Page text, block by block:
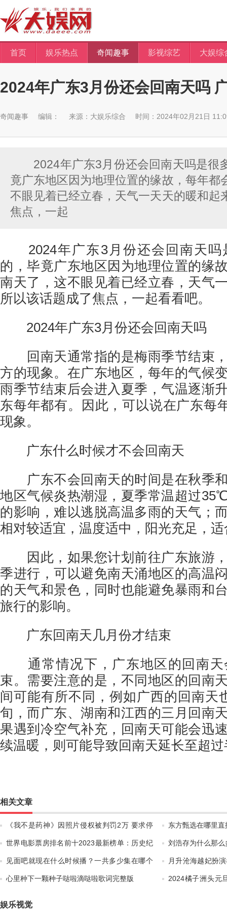
首页 娱乐热点 奇闻趣事 影视综艺 大娱综
2024年广东3月份还会回南天吗
奇闻趣事 编辑： 来源： 大娱乐综合 时间：2024年02月21日
2024年广东3月份还会回南天吗是很
竟广东地区因为地理位置的缘故，每年都
不眼见着已经立春，天气一天天的暖和起
焦点，一起
2024年广东3月份还会回南天吗
的，毕竟广东地区因为地理位置的缘
南天了，这不眼见着已经立春，天气
所以该话题成了焦点，一起看看吧。
2024年广东3月份还会回南天吗
回南天通常指的是梅雨季节结束，
方的现象。在广东地区，每年的气候
雨季节结束后会进入夏季，气温逐渐
东每年都有。因此，可以说在广东每
现象。
广东什么时候才不会回南天
广东不会回南天的时间是在秋季和
地区气候炎热潮湿，夏季常温超过
的影响，难以逃脱高温多雨的天气；
相对较适宜，温度适中，阳光充足，
因此，如果您计划前往广东旅游，
季进行，可以避免南天涌地区的高温
的天气和景色，同时也能避免暴雨和
旅行的影响。
广东回南天几月份才结束
通常情况下，广东地区的回南天
束。需要注意的是，不同地区的回南
间可能有所不同，例如广西的回南天
旬，而广东、湖南和江西的三月回南
果遇到冷空气补充，回南天可能会迅
续温暖，则可能导致回南天延长至超
相关文章
《我不是药神》因照片侵权被判罚2万 要求停
止侵权
东方甄选在哪里
世界电影票房排名前十2023最新榜单：历史纪
录排行榜
刘浩存为什么那
见面吧就现在什么时候播？一共多少集在哪个
平台播出
月升沧海越妃扮
么样？
心里种下一颗种子哒啦滴哒啦歌词完整版
2024橘子洲头元
娱乐视觉